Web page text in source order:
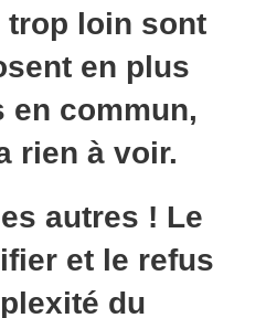
loin sont
en plus
en commun,
rien à voir.
autres ! Le
et le refus
du